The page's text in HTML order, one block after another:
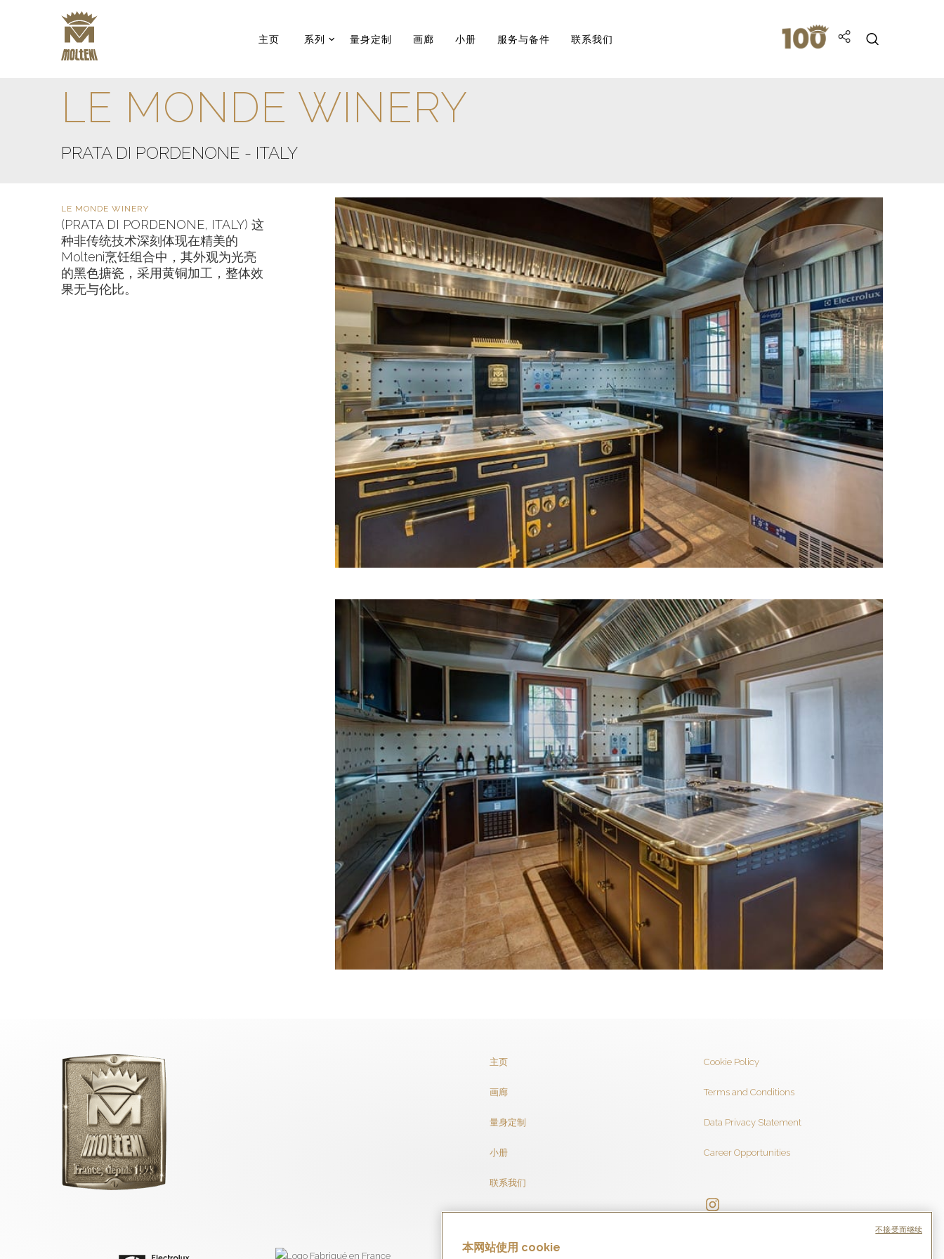
主页 系列 量身定制 画廊 小册 服务与备件 联系我们
LE MONDE WINERY
PRATA DI PORDENONE - ITALY
LE MONDE WINERY
(PRATA DI PORDENONE, ITALY) 这
种非传统技术深刻体现在精美的
Molteni烹饪组合中，其外观为光亮
的黑色搪瓷，采用黄铜加工，整体效
果无与伦比。
主页
画廊
量身定制
小册
联系我们
Cookie Policy
Terms and Conditions
Data Privacy Statement
Career Opportunities
本网站使用 cookie
不接受而继续